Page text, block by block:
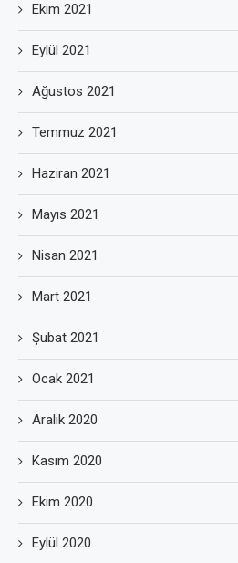
Ekim 2021
Eylül 2021
Ağustos 2021
Temmuz 2021
Haziran 2021
Mayıs 2021
Nisan 2021
Mart 2021
Şubat 2021
Ocak 2021
Aralık 2020
Kasım 2020
Ekim 2020
Eylül 2020